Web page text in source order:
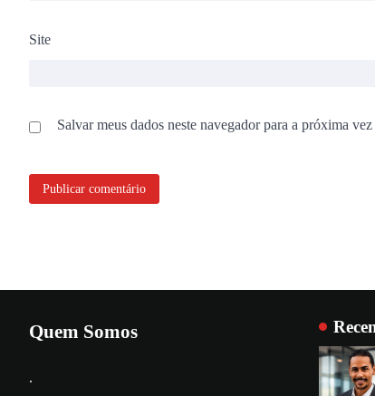
Site
Salvar meus dados neste navegador para a próxima
Quem Somos
.